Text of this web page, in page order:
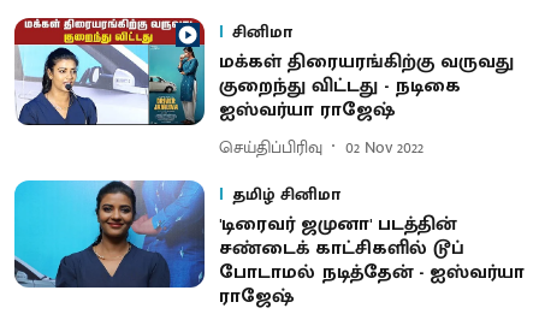
சினிமா
மக்கள் திரையரங்கிற்கு வருவது
குறைந்து விட்டது - நடிகை
ஐஸ்வர்யா ராஜேஷ்
செய்திப்பிரிவு
02 Nov 2022
தமிழ் சினிமா
'டிரைவர் ஜமுனா' படத்தின்
சண்டைக் காட்சிகளில் டூப்
போடாமல் நடித்தேன் - ஐஸ்வர்யா
ராஜேஷ்